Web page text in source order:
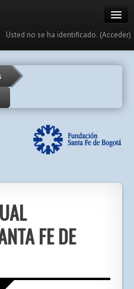
Usted no se ha identificado. (Acceder)
FE DE